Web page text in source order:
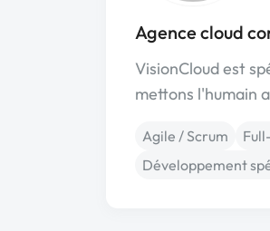
Agence cloud
VisionCloud est
mettons l'humain
Agile / Scrum
Développement